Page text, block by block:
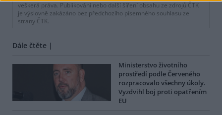
veškerá práva. Publikování nebo další šíření obsahu ze zdrojů ČTK
je výslovně zakázáno bez předchozího písemného souhlasu ze
strany ČTK.
Dále čtěte |
Ministerstvo životního
prostředí podle Červeného
rozpracovalo všechny úkoly.
Vyzdvihl boj proti opatřením
EU